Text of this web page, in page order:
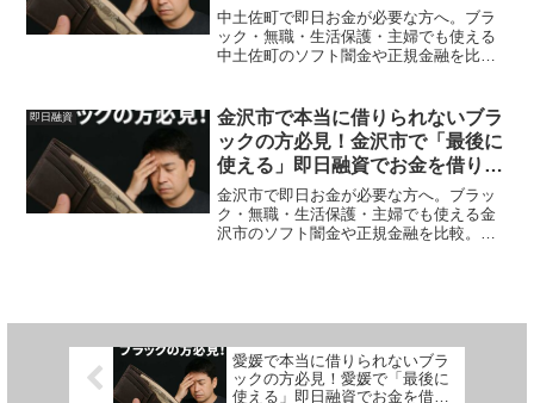
りる方法を紹介！
中土佐町で即日お金が必要な方へ。ブラ
ック・無職・生活保護・主婦でも使える
中土佐町のソフト闇金や正規金融を比
即日融資
金沢市で本当に借りられないブラ
ックの方必見！金沢市で「最後に
使える」即日融資でお金を借りる
方法を紹介！
金沢市で即日お金が必要な方へ。ブラッ
ク・無職・生活保護・主婦でも使える金
沢市のソフト闇金や正規金融を比較。安
愛媛で本当に借りられないブラ
ックの方必見！愛媛で「最後に
使える」即日融資でお金を借り